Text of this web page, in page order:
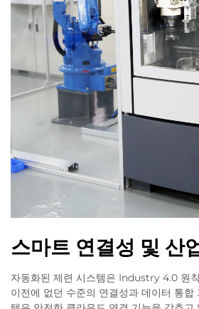
스마트 연결성 및 산
자동화된 제련 시스템은 Industry 4.0 원
이전에 없던 수준의 연결성과 데이터 통합